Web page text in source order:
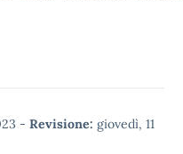
- Revisione: giovedì, 11